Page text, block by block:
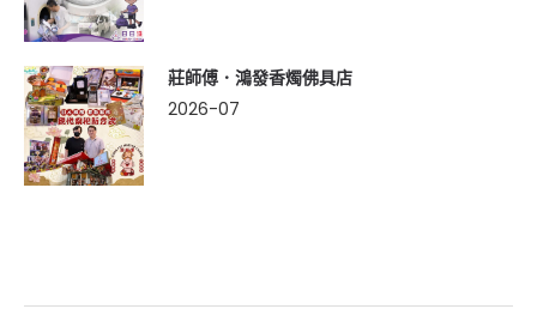
莊師傅．鴻發香燭佛具店
2026-07